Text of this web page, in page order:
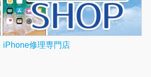
iPhone修理専門店